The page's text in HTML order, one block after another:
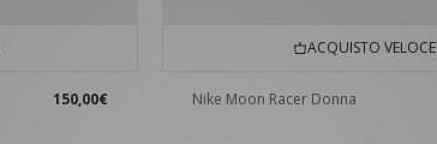
150,00€
ACQUISTO VELOCE
Nike Moon Racer Donna